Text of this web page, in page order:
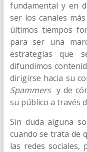
fundamental y en
ser los canales
últimos tiempos
para ser una
estrategias que
difundimos
dirigirse hacia su
Spammersy de
su público a través
Sin duda alguna
cuando se trata de
las redes sociales,